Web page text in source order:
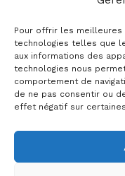
Pour offrir les meilleures
technologies telles que
aux informations des
technologies nous
comportement de
de ne pas consentir ou
effet négatif sur
publications
©